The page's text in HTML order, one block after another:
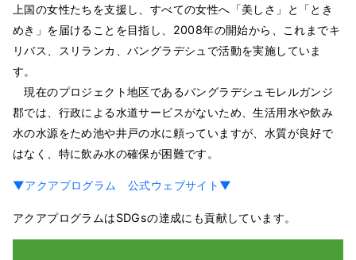
上国の女性たちを支援し、すべての女性へ「美しさ」と「とき
めき」を届けることを目指し、2008年の開始から、これまでキ
リバス、スリランカ、バングラデシュで活動を実施していま
す。
現在のプロジェクト地区であるバングラデシュモレルガンジ
郡では、行政による水道サービスがないため、生活用水や飲み
水の水源をため池や井戸の水に頼っていますが、水質が良好で
はなく、特に飲み水の確保が困難です。
▼アクアプログラム 公式ウェブサイト▼
アクアプログラムはSDGsの達成にも貢献しています。